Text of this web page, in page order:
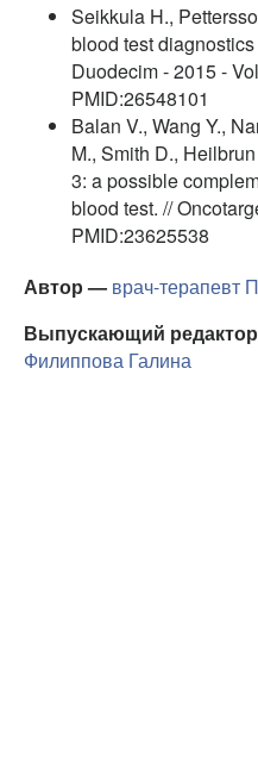
Seikkula H.,
blood test
Duodecim - 2015 -
PMID:26548101
Balan V., Wang Y.,
M., Smith D.,
3: a possible
blood test. //
PMID:23625538
Автор — врач-терапевт
Выпускающий
Филиппова Галина